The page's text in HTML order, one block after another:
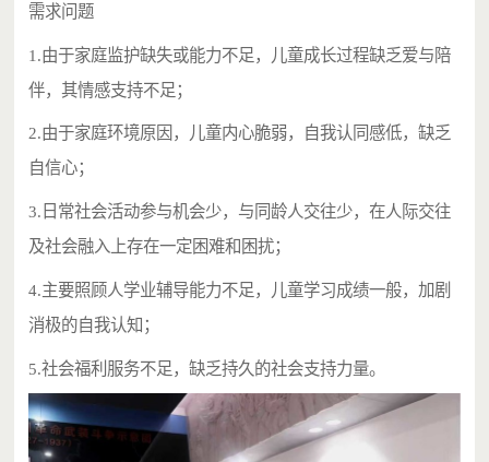
需求问题
1.由于家庭监护缺失或能力不足，儿童成长过程缺乏爱与陪
伴，其情感支持不足；
2.由于家庭环境原因，儿童内心脆弱，自我认同感低，缺乏
自信心；
3.日常社会活动参与机会少，与同龄人交往少，在人际交往
及社会融入上存在一定困难和困扰；
4.主要照顾人学业辅导能力不足，儿童学习成绩一般，加剧
消极的自我认知；
5.社会福利服务不足，缺乏持久的社会支持力量。